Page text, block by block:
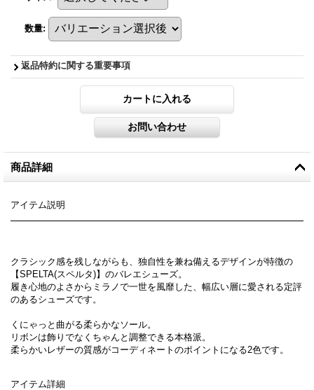
数量:
返品特約に関する重要事項
商品詳細
アイテム説明
クラシック感を残しながらも、独自性を兼ね備えるデザインが特徴の
【SPELTA(スペルタ)】のバレエシューズ。
履き心地のよさからミラノで一世を風靡した、幅広い層に愛される定評
のあるシューズです。
くにゃっと曲がる柔らかなソール。
リボンは飾りでなくちゃんと調整できる本格派。
柔らかいレザーの質感がコーディネートのポイントになる2色です。
アイテム詳細